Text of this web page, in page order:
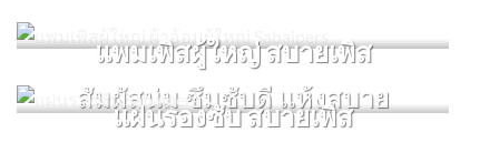
แพมเพิสผู้ใหญ่ สบายเพิส
สัมผัสนุ่ม ซึมซับดี แห้งสบาย
แผ่นรองซับ สบายเพิส